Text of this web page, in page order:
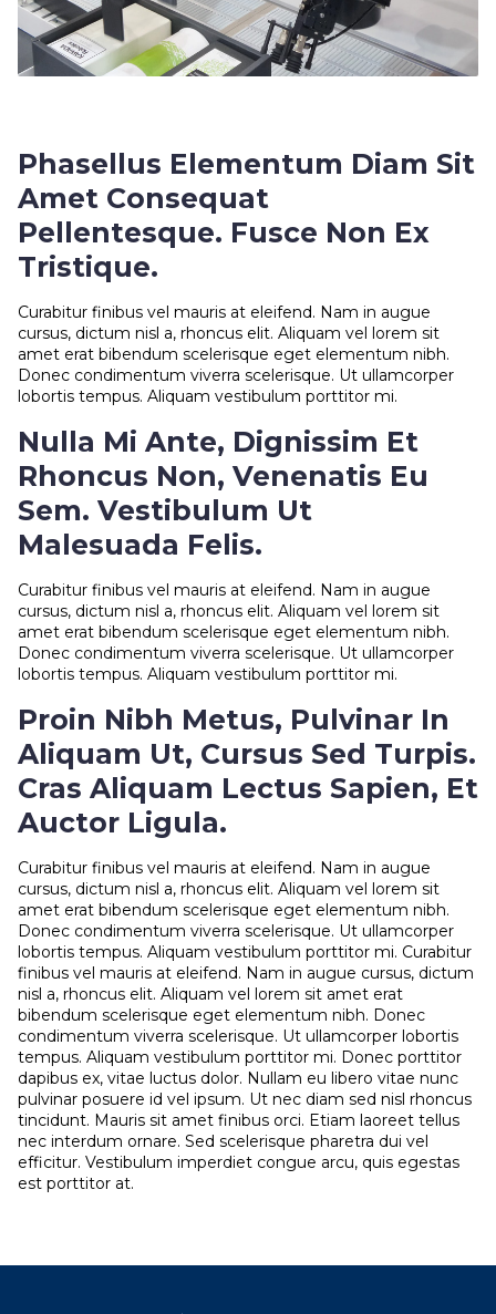
Phasellus Elementum Diam Sit
Amet Consequat
Pellentesque. Fusce Non Ex
Tristique.
Curabitur finibus vel mauris at eleifend. Nam in augue
cursus, dictum nisl a, rhoncus elit. Aliquam vel lorem sit
amet erat bibendum scelerisque eget elementum nibh.
Donec condimentum viverra scelerisque. Ut ullamcorper
lobortis tempus. Aliquam vestibulum porttitor mi.
Nulla Mi Ante, Dignissim Et
Rhoncus Non, Venenatis Eu
Sem. Vestibulum Ut
Malesuada Felis.
Curabitur finibus vel mauris at eleifend. Nam in augue
cursus, dictum nisl a, rhoncus elit. Aliquam vel lorem sit
amet erat bibendum scelerisque eget elementum nibh.
Donec condimentum viverra scelerisque. Ut ullamcorper
lobortis tempus. Aliquam vestibulum porttitor mi.
Proin Nibh Metus, Pulvinar In
Aliquam Ut, Cursus Sed Turpis.
Cras Aliquam Lectus Sapien, Et
Auctor Ligula.
Curabitur finibus vel mauris at eleifend. Nam in augue
cursus, dictum nisl a, rhoncus elit. Aliquam vel lorem sit
amet erat bibendum scelerisque eget elementum nibh.
Donec condimentum viverra scelerisque. Ut ullamcorper
lobortis tempus. Aliquam vestibulum porttitor mi. Curabitur
finibus vel mauris at eleifend. Nam in augue cursus, dictum
nisl a, rhoncus elit. Aliquam vel lorem sit amet erat
bibendum scelerisque eget elementum nibh. Donec
condimentum viverra scelerisque. Ut ullamcorper lobortis
tempus. Aliquam vestibulum porttitor mi. Donec porttitor
dapibus ex, vitae luctus dolor. Nullam eu libero vitae nunc
pulvinar posuere id vel ipsum. Ut nec diam sed nisl rhoncus
tincidunt. Mauris sit amet finibus orci. Etiam laoreet tellus
nec interdum ornare. Sed scelerisque pharetra dui vel
efficitur. Vestibulum imperdiet congue arcu, quis egestas
est porttitor at.